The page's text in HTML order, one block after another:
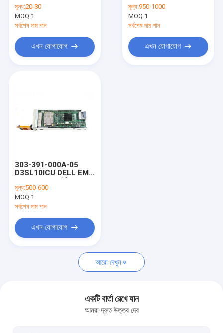
ইএমসি সিমেট্রিক্স ডিএমএক্স
ডেল ইএমসি ভিপ্লেক্স
NETAPP FAS
হুয়াওয়ে সার্ভার স্টোরেজ
ডেল স্টোরেজ
ম্যানেজমেন্ট মডিউল SLIC
মূল্য:20-30
MOQ:1
সর্বশেষ দাম পান
এখন যোগাযোগ
D4SL10IO4PTU
মূল্য:950-1000
MOQ:1
সর্বশেষ দাম পান
এখন যোগাযোগ
303-391-000A-05
D3SL10ICU DELL EMC
10GBASE-T ISCSI IO
UPG
মূল্য:500-600
MOQ:1
সর্বশেষ দাম পান
এখন যোগাযোগ
আরো দেখুন
একটি বার্তা রেখে যান
আমরা দ্রুত উত্তর দেব